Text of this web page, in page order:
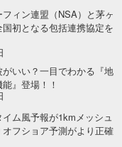
フィン連盟（NSA）と茅ヶ
初となる包括連携協定を
がいい？一目でわかる『地
』登場！！
イム風予報が1kmメッシュ
オフショア予測がより正確